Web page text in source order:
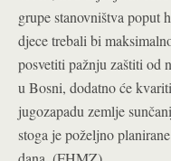
grupe stanovništva poput
djece trebali bi
posvetiti pažnju zaštiti od
u Bosni, dodatno će
jugozapadu zemlje
stoga je poželjno